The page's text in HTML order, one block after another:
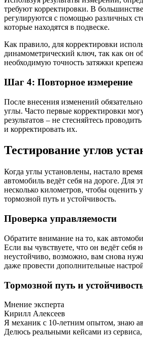
требуют корректировки. В
регулируются с помощью различных
которые находятся в подвеске.
Как правило, для корректировки
динамометрический ключ, так как он
необходимую точность затяжки
Шаг 4: Повторное измерение
После внесения изменений
углы. Часто первые корректировки
результатов – не стесняйтесь
и корректировать их.
Тестирование углов
Когда углы установлены, настало
автомобиль ведёт себя на дороге. Для
несколько километров, чтобы оценить
тормозной путь и устойчивость.
Проверка управляемости
Обратите внимание на то, как
Если вы чувствуете, что он ведёт себя
неустойчиво, возможно, вам снова
даже провести дополнительные
Тормозной путь и
Мнение эксперта
Кирилл Алексеев
Я механик с 10-летним опытом, знаю
Делюсь реальными кейсами из